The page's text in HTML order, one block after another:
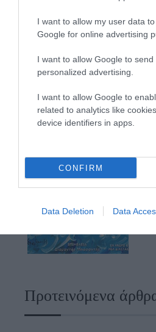
I want to allow my user data
Google for online advertising
I want to allow Google to send
personalized advertising.
I want to allow Google to
related to analytics like
device identifiers in apps.
CONFIRM
Data Deletion Data
Προτεινόμενα